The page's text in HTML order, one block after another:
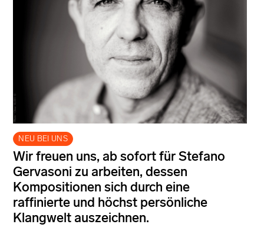
NEU BEI UNS
Wir freuen uns, ab sofort für Stefano
Gervasoni zu arbeiten, dessen
Kompositionen sich durch eine
raffinierte und höchst persönliche
Klangwelt auszeichnen.